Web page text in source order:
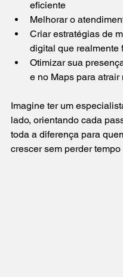
eficiente
Melhorar o
Criar estratégias de
digital que realmente
Otimizar sua
e no Maps para
Imagine ter um
lado, orientando cada
toda a diferença para
crescer sem perder